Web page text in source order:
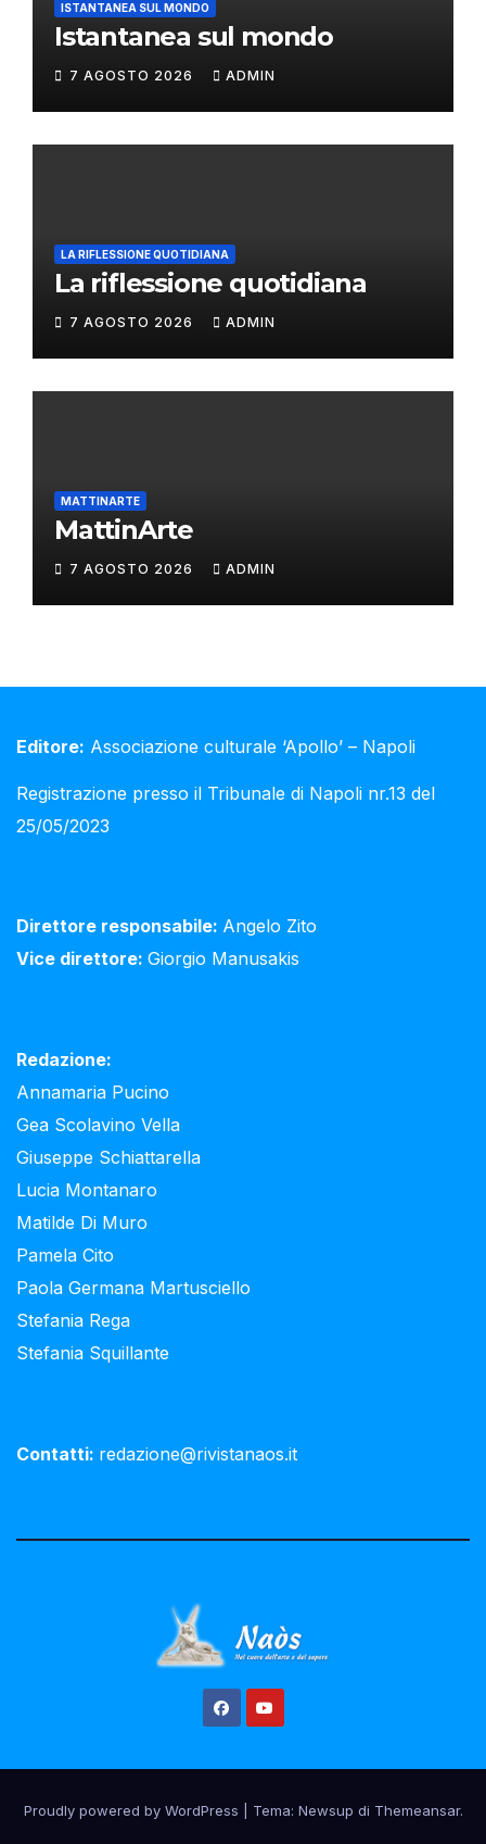
ISTANTANEA SUL MONDO
Istantanea sul mondo
7 AGOSTO 2026 ADMIN
LA RIFLESSIONE QUOTIDIANA
La riflessione quotidiana
7 AGOSTO 2026 ADMIN
MATTINARTE
MattinArte
7 AGOSTO 2026 ADMIN
Editore: Associazione culturale ‘Apollo’ – Napoli
Registrazione presso il Tribunale di Napoli nr.13 del
25/05/2023
Direttore responsabile: Angelo Zito
Vice direttore: Giorgio Manusakis
Redazione:
Annamaria Pucino
Gea Scolavino Vella
Giuseppe Schiattarella
Lucia Montanaro
Matilde Di Muro
Pamela Cito
Paola Germana Martusciello
Stefania Rega
Stefania Squillante
Contatti: redazione@rivistanaos.it
Proudly powered by WordPress Tema: Newsup di Themeansar.